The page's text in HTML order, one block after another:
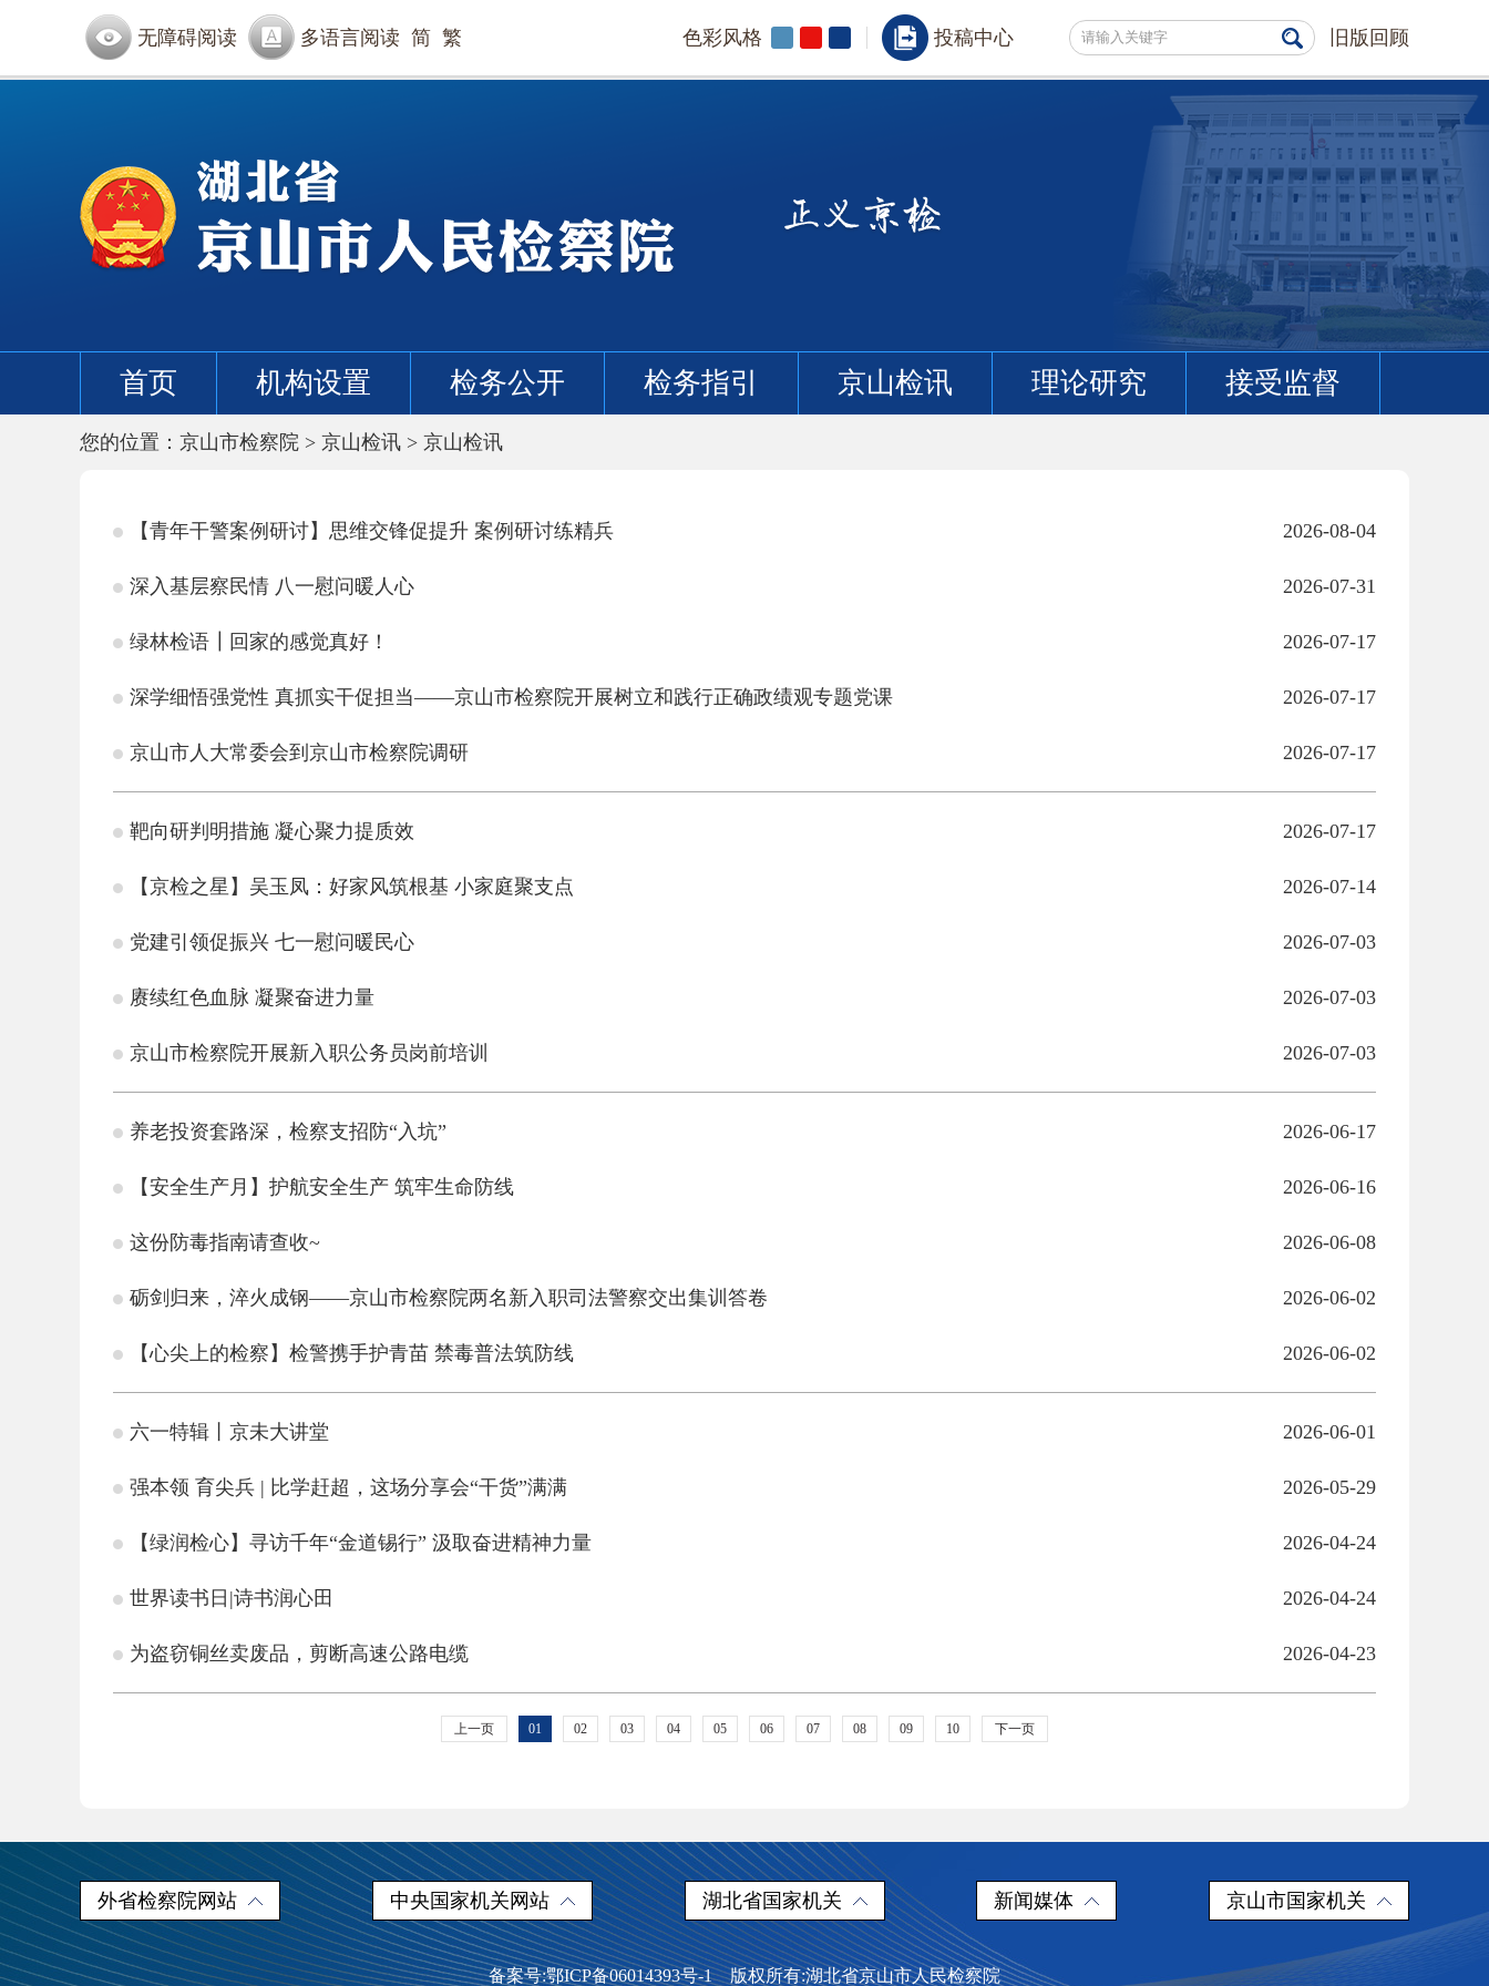
无障碍阅读 多语言阅读 简 繁 色彩风格 投稿中心 旧版回顾
首页 机构设置 检务公开 检务指引 京山检讯 理论研究 接受监督
您的位置： 京山市检察院 > 京山检讯 > 京山检讯
2026-08-04
【青年干警案例研讨】思维交锋促提升 案例研讨练精兵
2026-07-31
深入基层察民情 八一慰问暖人心
2026-07-17
绿林检语┃回家的感觉真好！
2026-07-17
深学细悟强党性 真抓实干促担当——京山市检察院开展树立和践行正确政绩观专题党课
2026-07-17
京山市人大常委会到京山市检察院调研
2026-07-17
靶向研判明措施 凝心聚力提质效
2026-07-14
【京检之星】吴玉凤：好家风筑根基 小家庭聚支点
2026-07-03
党建引领促振兴 七一慰问暖民心
2026-07-03
赓续红色血脉 凝聚奋进力量
2026-07-03
京山市检察院开展新入职公务员岗前培训
2026-06-17
养老投资套路深，检察支招防“入坑”
2026-06-16
【安全生产月】护航安全生产 筑牢生命防线
2026-06-08
这份防毒指南请查收~
2026-06-02
砺剑归来，淬火成钢——京山市检察院两名新入职司法警察交出集训答卷
2026-06-02
【心尖上的检察】检警携手护青苗 禁毒普法筑防线
2026-06-01
六一特辑丨京未大讲堂
2026-05-29
强本领 育尖兵 | 比学赶超，这场分享会“干货”满满
2026-04-24
【绿润检心】寻访千年“金道锡行” 汲取奋进精神力量
2026-04-24
世界读书日|诗书润心田
2026-04-23
为盗窃铜丝卖废品，剪断高速公路电缆
上一页 01 02 03 04 05 06 07 08 09 10 下一页
外省检察院网站 中央国家机关网站 湖北省国家机关 新闻媒体 京山市国家机关
备案号:鄂ICP备06014393号-1 版权所有:湖北省京山市人民检察院